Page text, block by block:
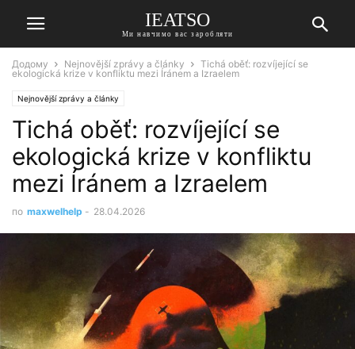
IEATSO
Ми навчимо вас заробляти
Додому Nejnovější zprávy a články
Tichá oběť: rozvíjející se
ekologická krize v konfliktu mezi Íránem a Izraelem
Nejnovější zprávy a články
Tichá oběť: rozvíjející se
ekologická krize v konfliktu
mezi Íránem a Izraelem
по maxwelhelp - 28.04.2026